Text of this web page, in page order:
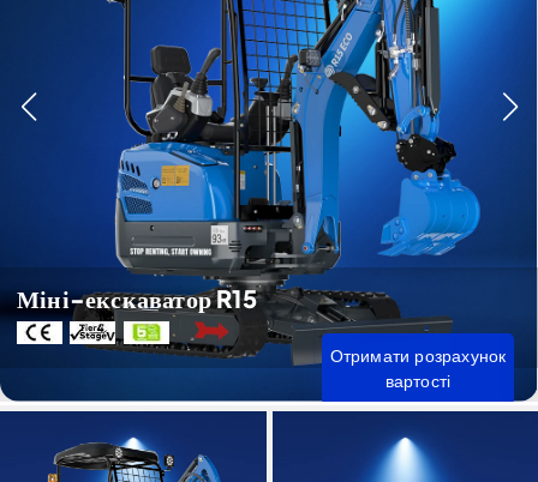
Міні-екскаватор R15
Отримати розрахунок
вартості